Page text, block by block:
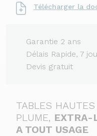
Télécharger la
Garantie 2 ans
Délais Rapide, 7
Devis gratuit
TABLES
PLUME, EXTRA-
A TOUT USAGE